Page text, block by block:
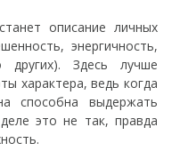
описание личных
энергичность,
других). Здесь лучше
характера, ведь когда
способна выдержать
это не так, правда